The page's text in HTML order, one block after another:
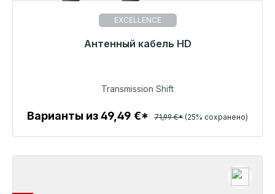
EXCELLENCE
Антенный кабель HD
Готовы к немедленной отправке, срок поставки
53,99 €
Детали
Transmission Shift
Варианты из 49,49 €* 71,99 €* (25% сохранено)